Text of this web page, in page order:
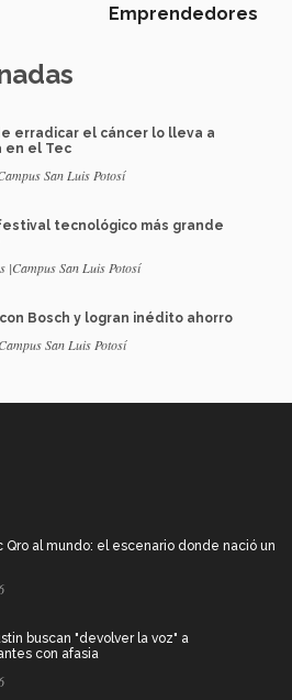
Emprendedores
erradicar el cáncer lo lleva a
en el Tec
San Luis Potosí
tecnológico más grande
|Campus San Luis Potosí
Bosch y logran inédito ahorro
San Luis Potosí
Qro al mundo: el escenario donde nació un
buscan "devolver la voz" a
con afasia